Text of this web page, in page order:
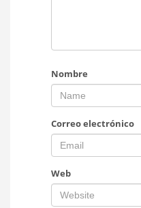
Nombre
Correo electrónico
Web